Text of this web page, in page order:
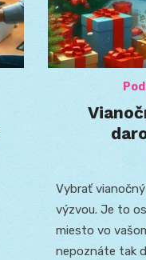
Vybrať
výzvou. Je to
miesto vo
nepoznáte tak